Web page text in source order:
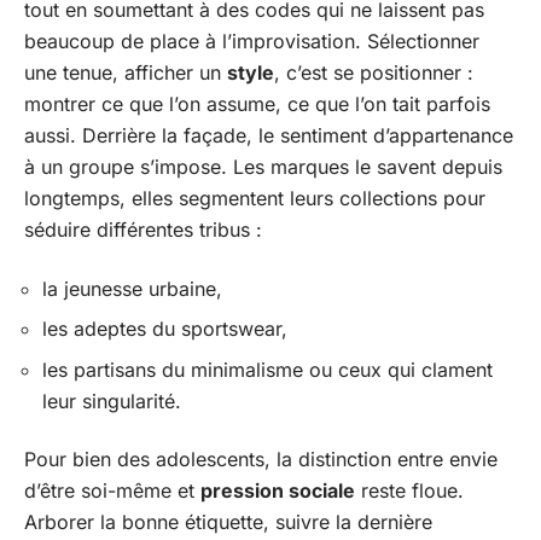
tout en soumettant à des codes qui ne laissent pas
beaucoup de place à l’improvisation. Sélectionner
une tenue, afficher un style, c’est se positionner :
montrer ce que l’on assume, ce que l’on tait parfois
aussi. Derrière la façade, le sentiment d’appartenance
à un groupe s’impose. Les marques le savent depuis
longtemps, elles segmentent leurs collections pour
séduire différentes tribus :
la jeunesse urbaine,
les adeptes du sportswear,
les partisans du minimalisme ou ceux qui clament
leur singularité.
Pour bien des adolescents, la distinction entre envie
d’être soi-même et pression sociale reste floue.
Arborer la bonne étiquette, suivre la dernière